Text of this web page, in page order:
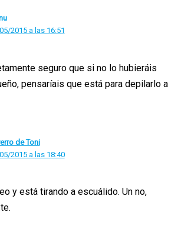
2015 a las 16:51
seguro que si no lo hubieráis
pensaríais que está para depilarlo a
de Toni
2015 a las 18:40
y está tirando a escuálido. Un no,